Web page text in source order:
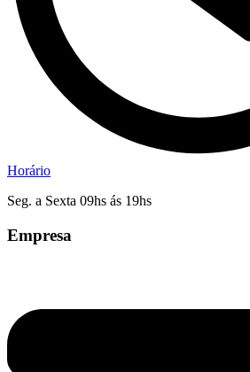
Horário
Seg. a Sexta 09hs ás 19hs
Empresa